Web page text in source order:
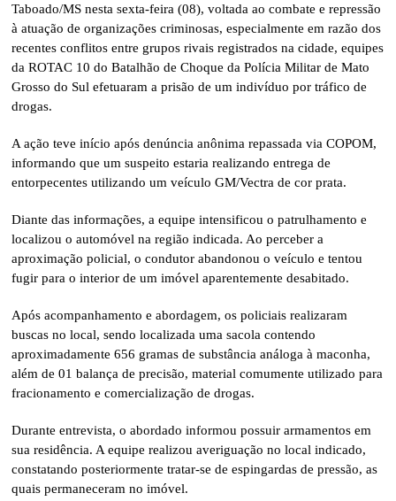
Taboado/MS nesta sexta-feira (08), voltada ao combate e repressão
à atuação de organizações criminosas, especialmente em razão dos
recentes conflitos entre grupos rivais registrados na cidade, equipes
da ROTAC 10 do Batalhão de Choque da Polícia Militar de Mato
Grosso do Sul efetuaram a prisão de um indivíduo por tráfico de
drogas.
A ação teve início após denúncia anônima repassada via COPOM,
informando que um suspeito estaria realizando entrega de
entorpecentes utilizando um veículo GM/Vectra de cor prata.
Diante das informações, a equipe intensificou o patrulhamento e
localizou o automóvel na região indicada. Ao perceber a
aproximação policial, o condutor abandonou o veículo e tentou
fugir para o interior de um imóvel aparentemente desabitado.
Após acompanhamento e abordagem, os policiais realizaram
buscas no local, sendo localizada uma sacola contendo
aproximadamente 656 gramas de substância análoga à maconha,
além de 01 balança de precisão, material comumente utilizado para
fracionamento e comercialização de drogas.
Durante entrevista, o abordado informou possuir armamentos em
sua residência. A equipe realizou averiguação no local indicado,
constatando posteriormente tratar-se de espingardas de pressão, as
quais permaneceram no imóvel.